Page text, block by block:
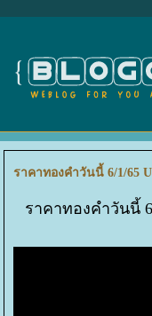
ราคาทองคำวันนี้ 6/1/65
ราคาทองคำวันนี้